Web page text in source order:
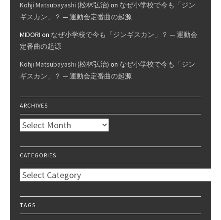
Kohji Matsubayashi (松林弘治) on なぜ小学校で今も「ジン
ギスカン」？ — 運動会定番曲の起源
MIDORI on なぜ小学校で今も「ジンギスカン」？ — 運動会
定番曲の起源
Kohji Matsubayashi (松林弘治) on なぜ小学校で今も「ジン
ギスカン」？ — 運動会定番曲の起源
ARCHIVES
Archives
CATEGORIES
Categories
TAGS